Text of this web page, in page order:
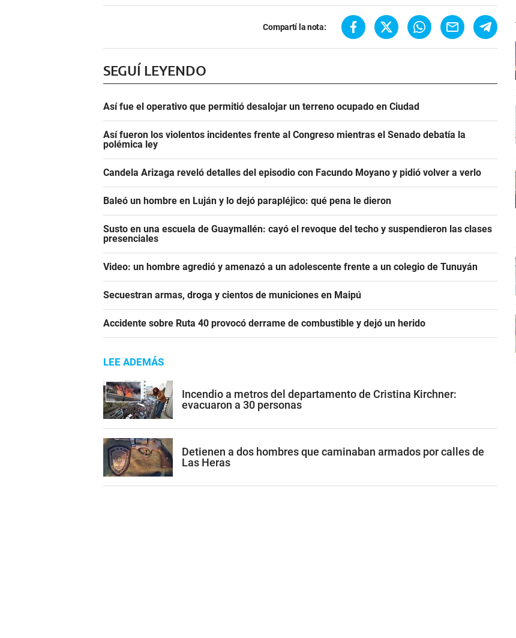
Compartí la nota:
SEGUÍ LEYENDO
Así fue el operativo que permitió desalojar un terreno ocupado en Ciudad
Así fueron los violentos incidentes frente al Congreso mientras el Senado debatía la
polémica ley
Candela Arizaga reveló detalles del episodio con Facundo Moyano y pidió volver a verlo
Baleó un hombre en Luján y lo dejó parapléjico: qué pena le dieron
Susto en una escuela de Guaymallén: cayó el revoque del techo y suspendieron las clases
presenciales
Video: un hombre agredió y amenazó a un adolescente frente a un colegio de Tunuyán
Secuestran armas, droga y cientos de municiones en Maipú
Accidente sobre Ruta 40 provocó derrame de combustible y dejó un herido
LEE ADEMÁS
Incendio a metros del departamento de Cristina Kirchner:
evacuaron a 30 personas
Detienen a dos hombres que caminaban armados por calles de
Las Heras